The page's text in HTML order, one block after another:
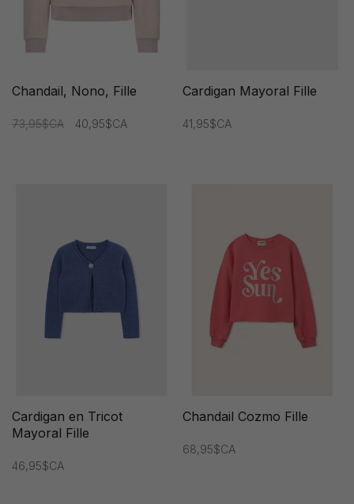
Chandail, Nono, Fille
73,95$CA 40,95$CA
Cardigan Mayoral Fille
41,95$CA
Cardigan en Tricot
Mayoral Fille
46,95$CA
Chandail Cozmo Fille
68,95$CA